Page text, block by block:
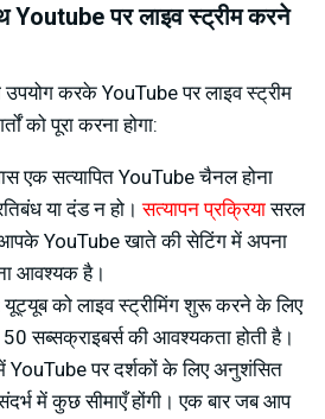
पर लाइव स्ट्रीम करने
करके YouTube पर लाइव स्ट्रीम
को पूरा करना होगा:
एक सत्यापित YouTube चैनल होना
या दंड न हो।सत्यापन प्रक्रियासरल
YouTube खाते की सेटिंग में अपना
आवश्यक है।
यूट्यूब को लाइव स्ट्रीमिंग शुरू करने के लिए
सब्सक्राइबर्स की आवश्यकता होती है।
पर दर्शकों के लिए अनुशंसित
में कुछ सीमाएँ होंगी। एक बार जब आप